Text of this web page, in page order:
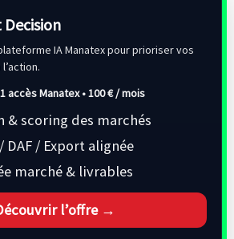
Decision
IA Manatex pour prioriser vos
accès Manatex •100 € / mois
& scoring des marchés
DAF / Export alignée
marché & livrables
l’offre →